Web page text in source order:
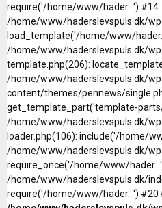
require('/home/www/hader...') #14
/home/www/haderslevspuls.dk/
load_template('/home/www/
/home/www/haderslevspuls.dk/
template.php(206):
/home/www/haderslevspuls.dk/
content/themes/pennews/
get_template_part('template-
/home/www/haderslevspuls.dk/
loader.php(106): include('/home/
/home/www/haderslevspuls.dk/
require_once('/home/www/
/home/www/haderslevspuls.dk/
require('/home/www/hader...') #20